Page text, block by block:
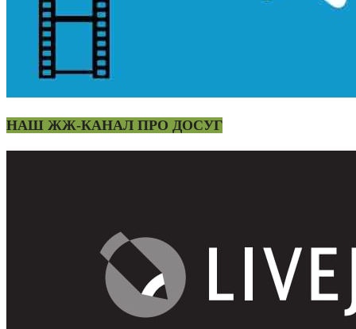
НАШ ЖЖ-КАНАЛ ПРО ДОСУГ